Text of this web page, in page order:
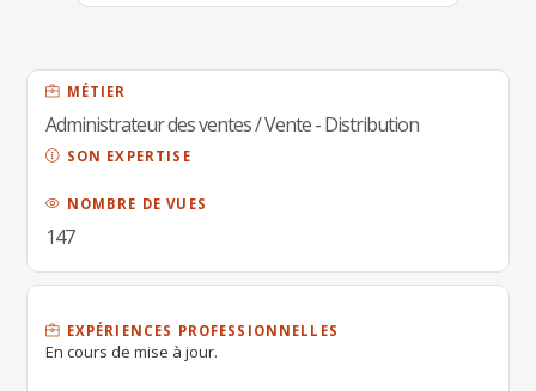
MÉTIER
Administrateur des ventes / Vente - Distribution
SON EXPERTISE
NOMBRE DE VUES
147
EXPÉRIENCES PROFESSIONNELLES
En cours de mise à jour.